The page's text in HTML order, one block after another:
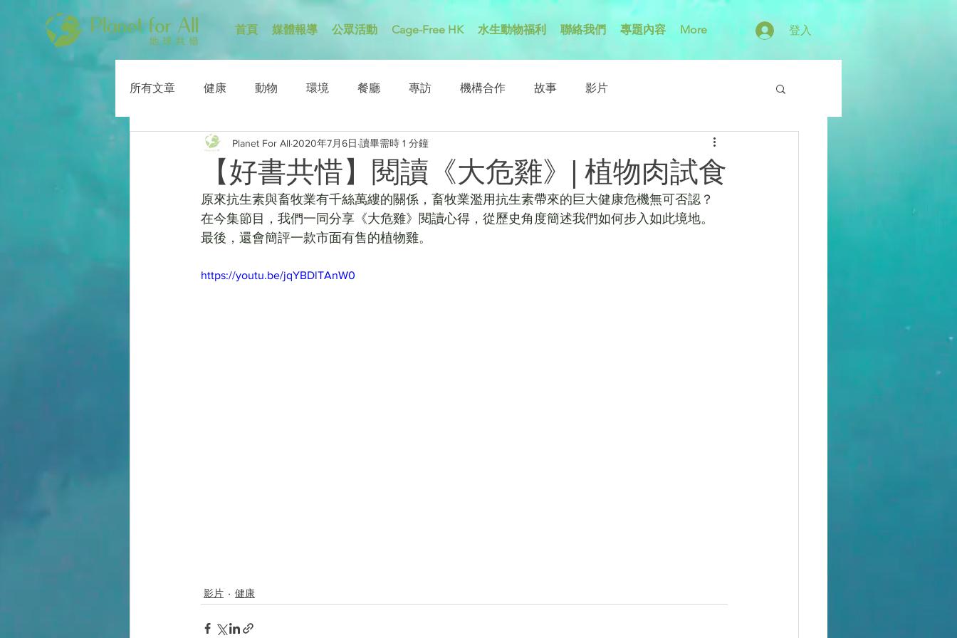
首頁 媒體報導 公眾活動 Cage-Free HK 水生動物福利 聯絡我們 專題內容 More 登入
所有文章 健康 動物 環境 餐廳 專訪 機構合作 故事 影片
【好書共惜】閱讀《大危雞》| 植物肉試食
Planet For All 2020年7月6日 讀畢需時 1 分鐘
原來抗生素與畜牧業有千絲萬縷的關係，畜牧業濫用抗生素帶來的巨大健康危機無可否認？
在今集節目，我們一同分享《大危雞》閱讀心得，從歷史角度簡述我們如何步入如此境地。
最後，還會簡評一款市面有售的植物雞。
https://youtu.be/jqYBDlTAnW0
影片 健康